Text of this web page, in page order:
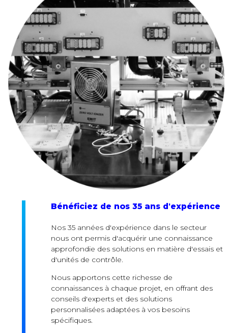
Bénéficiez de nos 35 ans d'expérience
Nos 35 années d'expérience dans le secteur
nous ont permis d'acquérir une connaissance
approfondie des solutions en matière d'essais et
d'unités de contrôle.
Nous apportons cette richesse de
connaissances à chaque projet, en offrant des
conseils d'experts et des solutions
personnalisées adaptées à vos besoins
spécifiques.